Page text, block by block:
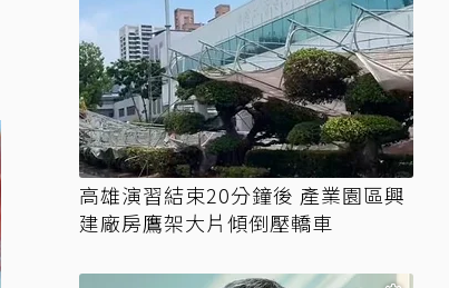
高雄演習結束20分鐘後 產業園區興
建廠房鷹架大片傾倒壓轎車